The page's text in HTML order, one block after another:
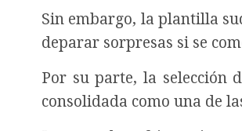
Sin embargo, la plantilla
deparar sorpresas si se
Por su parte, la selección
consolidada como una de